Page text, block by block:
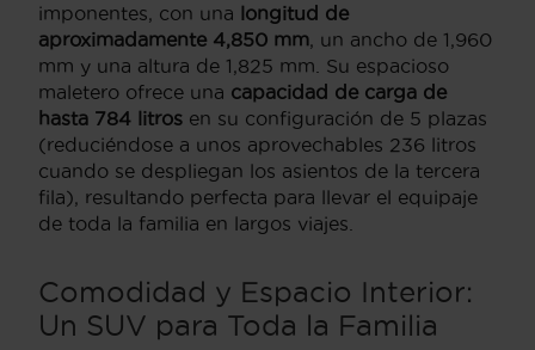
imponentes, con una longitud de
aproximadamente 4,850 mm, un ancho de 1,960
mm y una altura de 1,825 mm. Su espacioso
maletero ofrece una capacidad de carga de
hasta 784 litros en su configuración de 5 plazas
(reduciéndose a unos aprovechables 236 litros
cuando se despliegan los asientos de la tercera
fila), resultando perfecta para llevar el equipaje
de toda la familia en largos viajes.
Comodidad y Espacio Interior:
Un SUV para Toda la Familia